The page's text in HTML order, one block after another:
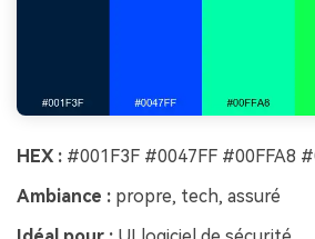
HEX : #001F3F #0047FF #00FFA8
Ambiance : propre, tech, assuré